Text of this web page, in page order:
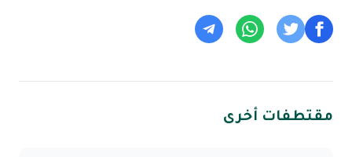
مقتطفات أخرى